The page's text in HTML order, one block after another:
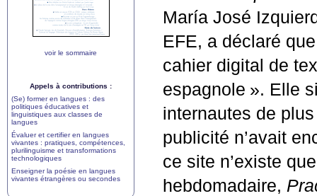
María José
EFE, a déclaré
cahier digital de
espagnole ». Elle
internautes de
publicité n’avait
ce site n’existe
hebdomadaire,
voir le sommaire
Appels à contributions :
(Se) former en langues : des
politiques éducatives et
linguistiques aux classes de
langues
Évaluer et certifier en langues
vivantes : pratiques, compétences,
plurilinguisme et transformations
technologiques
Enseigner la poésie en langues
vivantes étrangères ou secondes